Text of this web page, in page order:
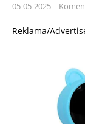
05-05-2025
Reklama/